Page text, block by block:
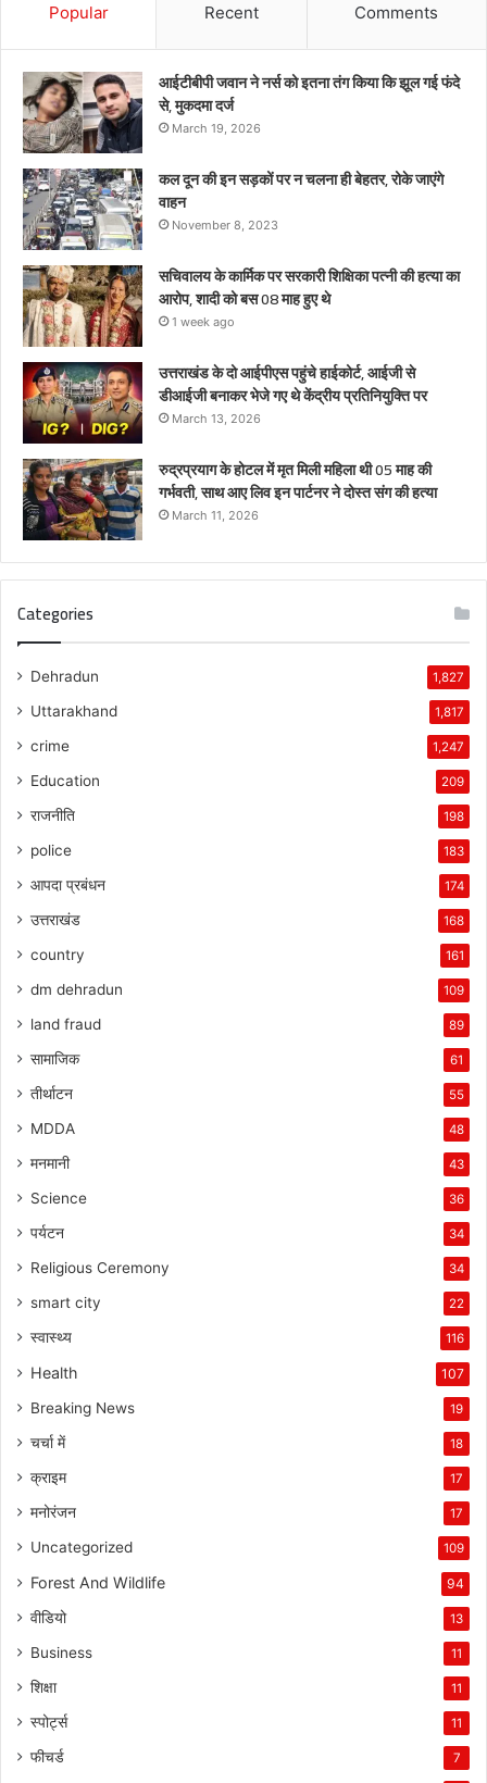
प्रतिनियुक्ति
Popular Recent Comments
आईटीबीपी जवान ने नर्स को इतना तंग किया कि झूल गई फंदे
से, मुकदमा दर्ज
March 19, 2026
कल दून की इन सड़कों पर न चलना ही बेहतर, रोके जाएंगे
वाहन
November 8, 2023
सचिवालय के कार्मिक पर सरकारी शिक्षिका पत्नी की हत्या का
आरोप, शादी को बस 08 माह हुए थे
1 week ago
उत्तराखंड के दो आईपीएस पहुंचे हाईकोर्ट, आईजी से
डीआईजी बनाकर भेजे गए थे केंद्रीय प्रतिनियुक्ति पर
March 13, 2026
रुद्रप्रयाग के होटल में मृत मिली महिला थी 05 माह की
गर्भवती, साथ आए लिव इन पार्टनर ने दोस्त संग की हत्या
March 11, 2026
Categories
Dehradun 1,827
Uttarakhand 1,817
crime 1,247
Education 209
राजनीति 198
police 183
आपदा प्रबंधन 174
उत्तराखंड 168
country 161
dm dehradun 109
land fraud 89
सामाजिक 61
तीर्थाटन 55
MDDA 48
मनमानी 43
Science 36
पर्यटन 34
Religious Ceremony 34
smart city 22
स्वास्थ्य 116
Health 107
Breaking News 19
चर्चा में 18
क्राइम 17
मनोरंजन 17
Uncategorized 109
Forest And Wildlife 94
वीडियो 13
Business 11
शिक्षा 11
स्पोर्ट्स 11
फीचर्ड 7